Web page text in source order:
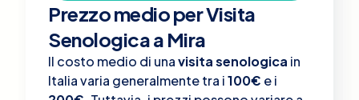
Prezzo medio per Visita
Senologica a Mira
Il costo medio di unavisita senologica in
Italia varia generalmente tra i100€ e i